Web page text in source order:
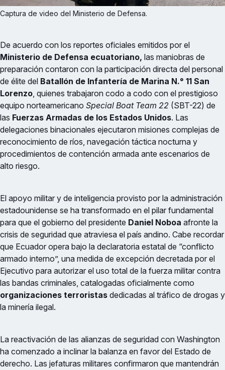
Captura de video del Ministerio de Defensa.
De acuerdo con los reportes oficiales emitidos por el
Ministerio de Defensa ecuatoriano, las maniobras de
preparación contaron con la participación directa del personal
de élite del Batallón de Infantería de Marina N.° 11 San
Lorenzo, quienes trabajaron codo a codo con el prestigioso
equipo norteamericano Special Boat Team 22 (SBT-22) de
las Fuerzas Armadas de los Estados Unidos. Las
delegaciones binacionales ejecutaron misiones complejas de
reconocimiento de ríos, navegación táctica nocturna y
procedimientos de contención armada ante escenarios de
alto riesgo.
El apoyo militar y de inteligencia provisto por la administración
estadounidense se ha transformado en el pilar fundamental
para que el gobierno del presidente Daniel Noboa afronte la
crisis de seguridad que atraviesa el país andino. Cabe recordar
que Ecuador opera bajo la declaratoria estatal de “conflicto
armado interno”, una medida de excepción decretada por el
Ejecutivo para autorizar el uso total de la fuerza militar contra
las bandas criminales, catalogadas oficialmente como
organizaciones terroristas dedicadas al tráfico de drogas y
la minería ilegal.
La reactivación de las alianzas de seguridad con Washington
ha comenzado a inclinar la balanza en favor del Estado de
derecho. Las jefaturas militares confirmaron que mantendrán